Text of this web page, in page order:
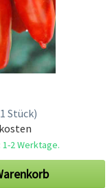
Stück)
2 Werktage.